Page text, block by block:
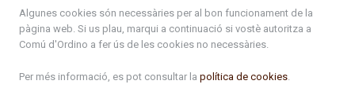
Rep tota l'actualitat del Comú d'Ordino en el teu correu
Subscriu-te
Algunes cookies són necessàries per al bon funcionament de la
pàgina web. Si us plau, marqui a continuació si vostè autoritza a
Comú d'Ordino a fer ús de les cookies no necessàries.
Per més informació, es pot consultar la política de cookies.